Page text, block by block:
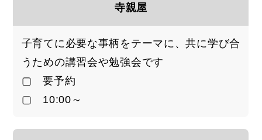
寺親屋
子育てに必要な事柄をテーマに、共に学び合
うための講習会や勉強会です
▢ 要予約
▢ 10:00～